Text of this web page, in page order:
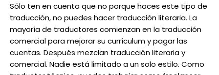
Sólo ten en cuenta que no porque haces este tipo de
traducción, no puedes hacer traducción literaria. La
mayoría de traductores comienzan en la traducción
comercial para mejorar su currículum y pagar las
cuentas. Después mezclan traducción literaria y
comercial. Nadie está limitado a un solo estilo. Como